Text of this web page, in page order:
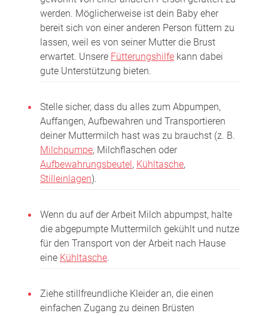
werden. Möglicherweise ist dein Baby eher
bereit sich von einer anderen Person füttern zu
lassen, weil es von seiner Mutter die Brust
erwartet. Unsere Fütterungshilfe kann dabei
gute Unterstützung bieten.
Stelle sicher, dass du alles zum Abpumpen,
Auffangen, Aufbewahren und Transportieren
deiner Muttermilch hast was zu brauchst (z. B.
Milchpumpe, Milchflaschen oder
Aufbewahrungsbeutel, Kühltasche,
Stilleinlagen).
Wenn du auf der Arbeit Milch abpumpst, halte
die abgepumpte Muttermilch gekühlt und nutze
für den Transport von der Arbeit nach Hause
eine Kühltasche.
Ziehe stillfreundliche Kleider an, die einen
einfachen Zugang zu deinen Brüsten